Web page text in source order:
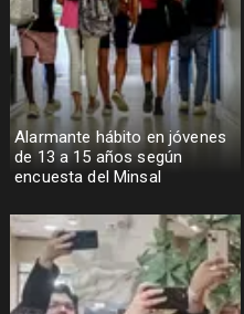
Alarmante hábito en jóvenes
de 13 a 15 años según
encuesta del Minsal